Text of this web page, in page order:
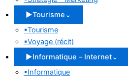
▶Tourisme ⌄
▪Tourisme
▪Voyage (récit)
▶Informatique – Internet⌄
▪Informatique